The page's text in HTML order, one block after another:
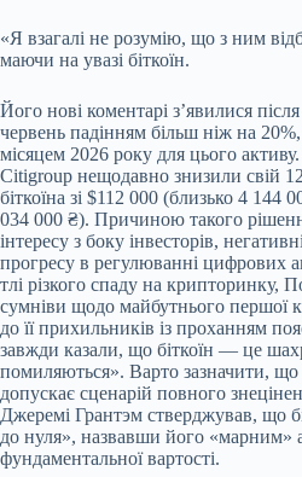
«Я взагалі не розумію, що з ним
маючи на увазі біткоїн.
Його нові коментарі з’явилися
червень падінням більш ніж на
місяцем 2026 року для цього
Citigroup нещодавно знизили свій
біткоїна зі $112 000 (близько 4 144
034 000 ₴). Причиною такого
інтересу з боку інвесторів,
прогресу в регулюванні цифрових
тлі різкого спаду на крипторинку,
сумніви щодо майбутнього першої
до її прихильників із проханням
завжди казали, що біткоїн — це
помиляються». Варто зазначити,
допускає сценарій повного
Джеремі Грантэм стверджував, що
до нуля», назвавши його «марним»
фундаментальної вартості.